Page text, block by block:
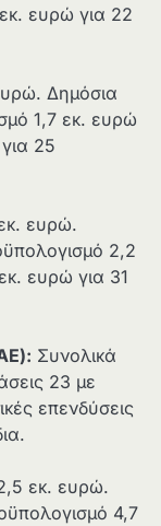
ευρώ για 22
Δημόσια
1,7 εκ. ευρώ
25
ευρώ.
2,2
ευρώ για 31
Συνολικά
23 με
επενδύσεις
εκ. ευρώ.
4,7